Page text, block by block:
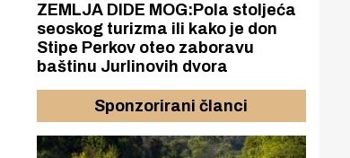
ZEMLJA DIDE MOG:Pola stoljeća
seoskog turizma ili kako je don
Stipe Perkov oteo zaboravu
baštinu Jurlinovih dvora
Sponzorirani članci